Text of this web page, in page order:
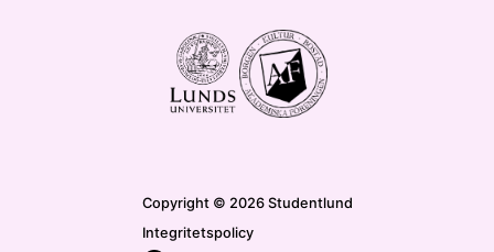
Copyright © 2026 Studentlund
Integritetspolicy